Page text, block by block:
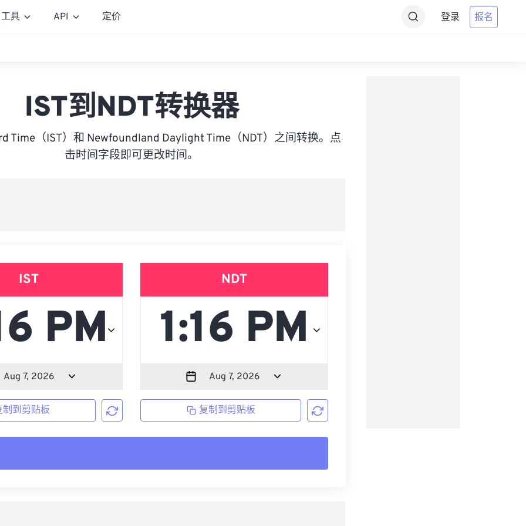
工具 API 定价 登录 报名
IST到NDT转换器
Time（IST）和 Newfoundland Daylight Time（NDT）之间转换。点
击时间字段即可更改时间。
IST
制到剪贴板
NDT
复制到剪贴板